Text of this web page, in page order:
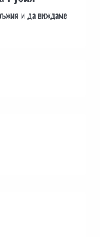
и да виждаме